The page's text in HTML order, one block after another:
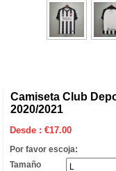
Camiseta Club
2020/2021
Desde :€17.00
Por favor escoja:
Tamaño